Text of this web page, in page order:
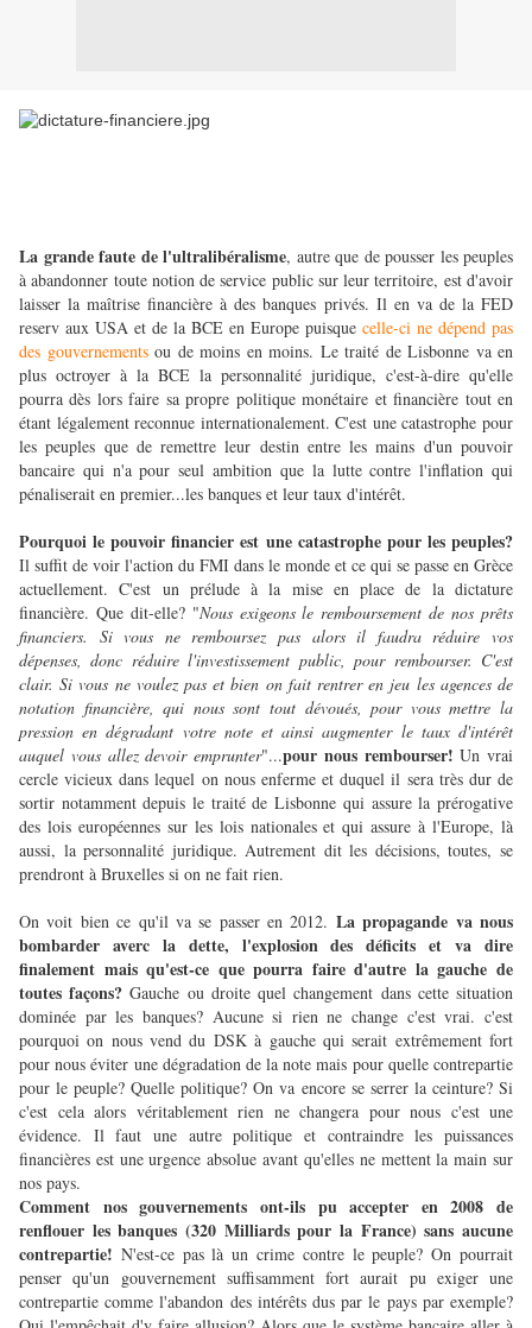
La grande faute de l'ultralibéralisme, autre que de pousser les peuples
à abandonner toute notion de service public sur leur territoire, est d'avoir
laisser la maîtrise financière à des banques privés. Il en va de la FED
reserv aux USA et de la BCE en Europe puisque celle-ci ne dépend pas
des gouvernementsou de moins en moins. Le traité de Lisbonne va en
plus octroyer à la BCE la personnalité juridique, c'est-à-dire qu'elle
pourra dès lors faire sa propre politique monétaire et financière tout en
étant légalement reconnue internationalement. C'est une catastrophe pour
les peuples que de remettre leur destin entre les mains d'un pouvoir
bancaire qui n'a pour seul ambition que la lutte contre l'inflation qui
pénaliserait en premier...les banques et leur taux d'intérêt.
Pourquoi le pouvoir financier est une catastrophe pour les peuples?
Il suffit de voir l'action du FMI dans le monde et ce qui se passe en Grèce
actuellement. C'est un prélude à la mise en place de la dictature
financière. Que dit-elle? "Nous exigeons le remboursement de nos prêts
financiers. Si vous ne remboursez pas alors il faudra réduire vos
dépenses, donc réduire l'investissement public, pour rembourser. C'est
clair. Si vous ne voulez pas et bien on fait rentrer en jeu les agences de
notation financière, qui nous sont tout dévoués, pour vous mettre la
pression en dégradant votre note et ainsi augmenter le taux d'intérêt
auquel vous allez devoir emprunter"...pour nous rembourser! Un vrai
cercle vicieux dans lequel on nous enferme et duquel il sera très dur de
sortir notamment depuis le traité de Lisbonne qui assure la prérogative
des lois européennes sur les lois nationales et qui assure à l'Europe, là
aussi, la personnalité juridique. Autrement dit les décisions, toutes, se
prendront à Bruxelles si on ne fait rien.
On voit bien ce qu'il va se passer en 2012. La propagande va nous
bombarder averc la dette, l'explosion des déficits et va dire
finalement mais qu'est-ce que pourra faire d'autre la gauche de
toutes façons? Gauche ou droite quel changement dans cette situation
dominée par les banques? Aucune si rien ne change c'est vrai. c'est
pourquoi on nous vend du DSK à gauche qui serait extrêmement fort
pour nous éviter une dégradation de la note mais pour quelle contrepartie
pour le peuple? Quelle politique? On va encore se serrer la ceinture? Si
c'est cela alors véritablement rien ne changera pour nous c'est une
évidence. Il faut une autre politique et contraindre les puissances
financières est une urgence absolue avant qu'elles ne mettent la main sur
nos pays.
Comment nos gouvernements ont-ils pu accepter en 2008 de
renflouer les banques (320 Milliards pour la France) sans aucune
contrepartie! N'est-ce pas là un crime contre le peuple? On pourrait
penser qu'un gouvernement suffisamment fort aurait pu exiger une
contrepartie comme l'abandon des intérêts dus par le pays par exemple?